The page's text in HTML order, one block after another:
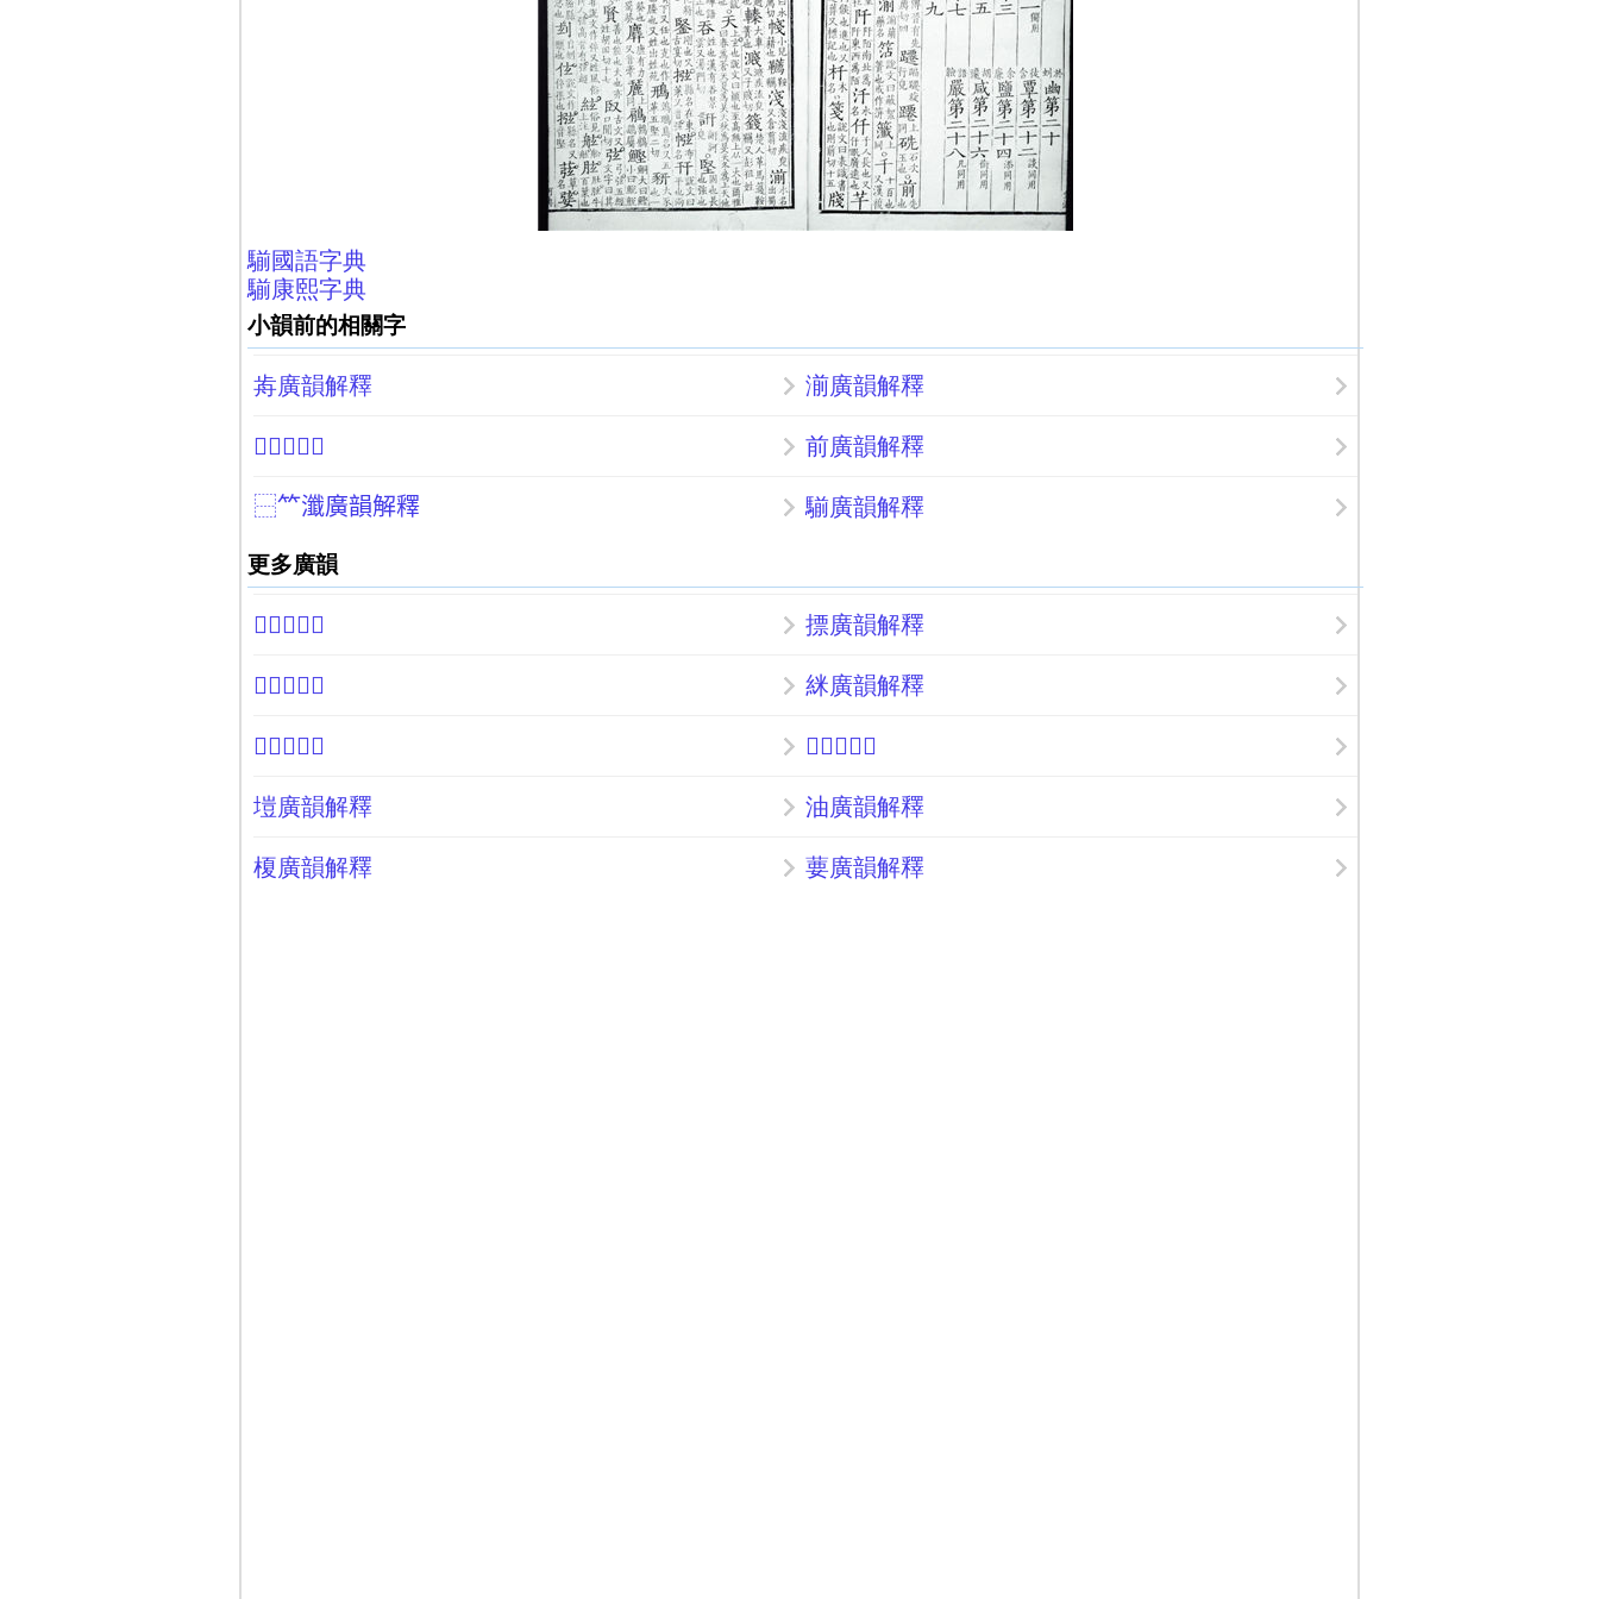
騚國語字典
騚康熙字典
小韻前的相關字
歬廣韻解釋 湔廣韻解釋
𥮒廣韻解釋 前廣韻解釋
⿱𥫗瀸廣韻解釋 騚廣韻解釋
更多廣韻
𨏹廣韻解釋 摽廣韻解釋
𢓕廣韻解釋 䋛廣韻解釋
𨀘廣韻解釋 𤺈廣韻解釋
塏廣韻解釋 油廣韻解釋
榎廣韻解釋 葽廣韻解釋